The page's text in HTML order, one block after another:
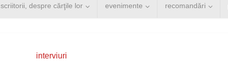
scriitorii, despre cărţile lor evenimente recomandări
interviuri